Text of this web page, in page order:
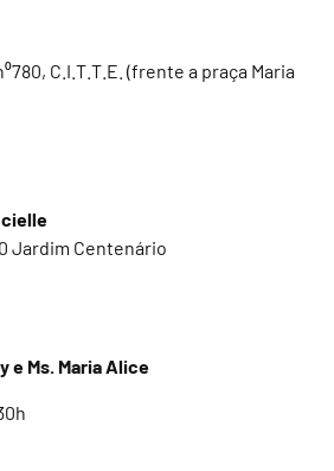
C.I.T.T.E. (frente a praça Maria
Jardim Centenário
e Ms. Maria Alice